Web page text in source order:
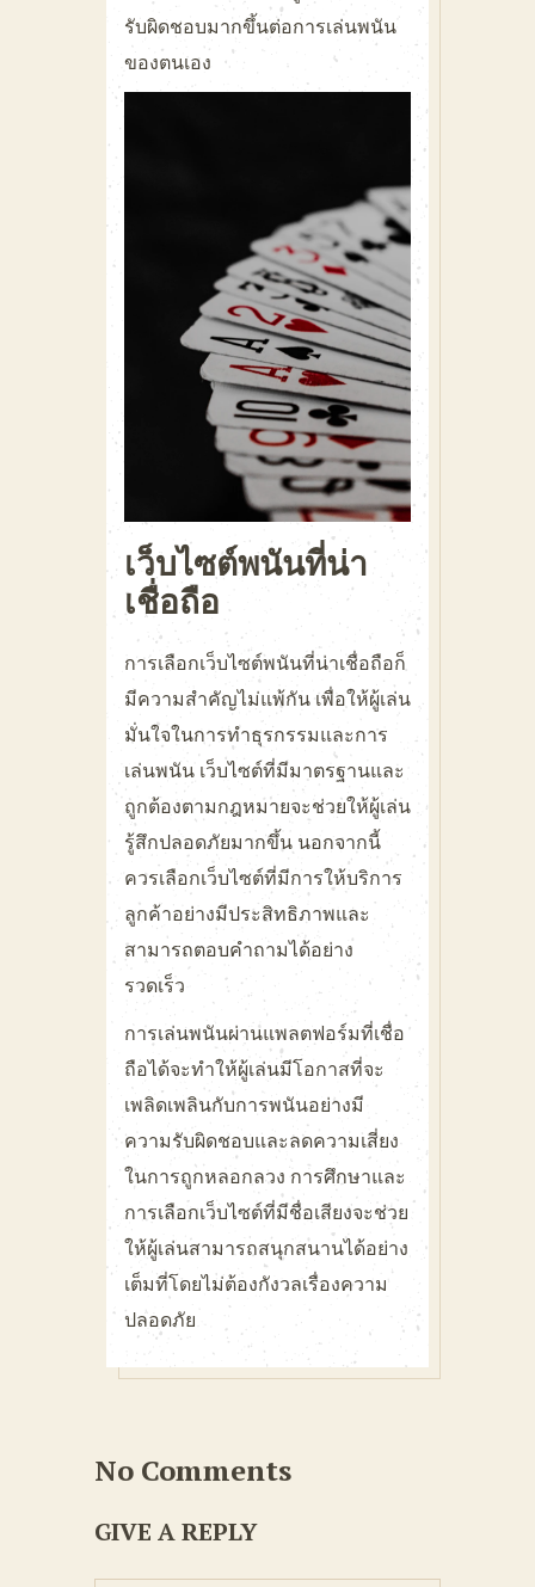
รับผิดชอบมากขึ้นต่อการเล่นพนัน
ของตนเอง
เว็บไซต์พนันที่น่า
เชื่อถือ
การเลือกเว็บไซต์พนันที่น่าเชื่อถือก็
มีความสำคัญไม่แพ้กัน เพื่อให้ผู้เล่น
มั่นใจในการทำธุรกรรมและการ
เล่นพนัน เว็บไซต์ที่มีมาตรฐานและ
ถูกต้องตามกฎหมายจะช่วยให้ผู้เล่น
รู้สึกปลอดภัยมากขึ้น นอกจากนี้
ควรเลือกเว็บไซต์ที่มีการให้บริการ
ลูกค้าอย่างมีประสิทธิภาพและ
สามารถตอบคำถามได้อย่าง
รวดเร็ว
การเล่นพนันผ่านแพลตฟอร์มที่เชื่อ
ถือได้จะทำให้ผู้เล่นมีโอกาสที่จะ
เพลิดเพลินกับการพนันอย่างมี
ความรับผิดชอบและลดความเสี่ยง
ในการถูกหลอกลวง การศึกษาและ
การเลือกเว็บไซต์ที่มีชื่อเสียงจะช่วย
ให้ผู้เล่นสามารถสนุกสนานได้อย่าง
เต็มที่โดยไม่ต้องกังวลเรื่องความ
ปลอดภัย
No Comments
GIVE A REPLY